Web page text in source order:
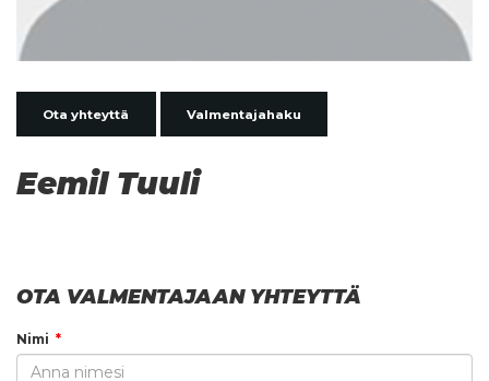
Ota yhteyttä Valmentajahaku
Eemil Tuuli
OTA VALMENTAJAAN YHTEYTTÄ
Nimi